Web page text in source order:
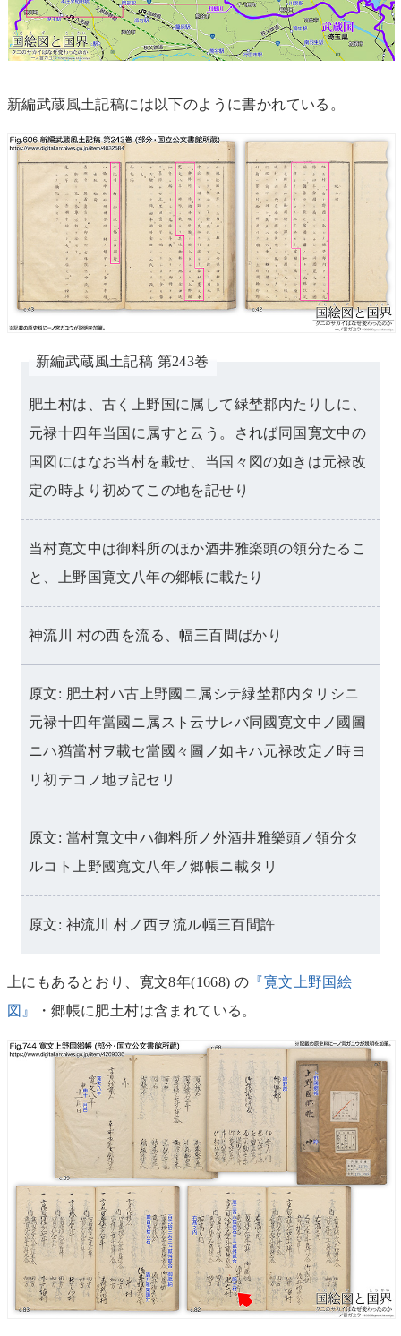
新編武蔵風土記稿には以下のように書かれている。
新編武蔵風土記稿 第243巻
肥土村は、古く上野国に属して緑埜郡内たりしに、
元禄十四年当国に属すと云う。されば同国寛文中の
国図にはなお当村を載せ、当国々図の如きは元禄改
定の時より初めてこの地を記せり
当村寛文中は御料所のほか酒井雅楽頭の領分たるこ
と、上野国寛文八年の郷帳に載たり
神流川 村の西を流る、幅三百間ばかり
原文: 肥土村ハ古上野國ニ属シテ緑埜郡内タリシニ
元禄十四年當國ニ属スト云サレバ同國寛文中ノ國圖
ニハ猶當村ヲ載セ當國々圖ノ如キハ元禄改定ノ時ヨ
リ初テコノ地ヲ記セリ
原文: 當村寬文中ハ御料所ノ外酒井雅樂頭ノ領分タ
ルコト上野國寬文八年ノ郷帳ニ載タリ
原文: 神流川 村ノ西ヲ流ル幅三百間許
上にもあるとおり、寛文8年(1668) の 『寛文上野国絵
図』
・郷帳に肥土村は含まれている。